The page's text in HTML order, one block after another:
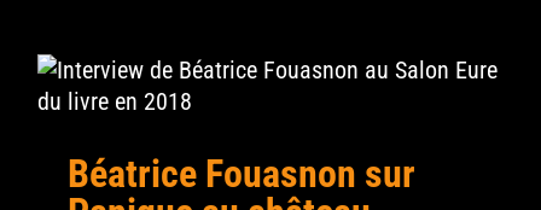
Béatrice Fouasnon sur